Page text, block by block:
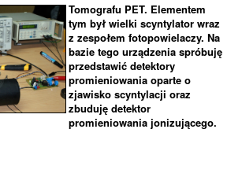
Tomografu PET. Elementem
tym był wielki scyntylator wraz
z zespołem fotopowielaczy. Na
bazie tego urządzenia spróbuję
przedstawić detektory
promieniowania oparte o
zjawisko scyntylacji oraz
zbuduję detektor
promieniowania jonizującego.